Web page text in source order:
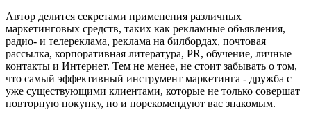
Автор делится секретами применения различных
маркетинговых средств, таких как рекламные объявления,
радио- и телереклама, реклама на билбордах, почтовая
рассылка, корпоративная литература, PR, обучение, личные
контакты и Интернет. Тем не менее, не стоит забывать о том,
что самый эффективный инструмент маркетинга - дружба с
уже существующими клиентами, которые не только совершат
повторную покупку, но и порекомендуют вас знакомым.